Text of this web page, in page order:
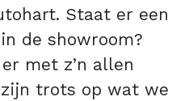
Staat er een
de showroom?
met z’n allen
zijn trots op wat we